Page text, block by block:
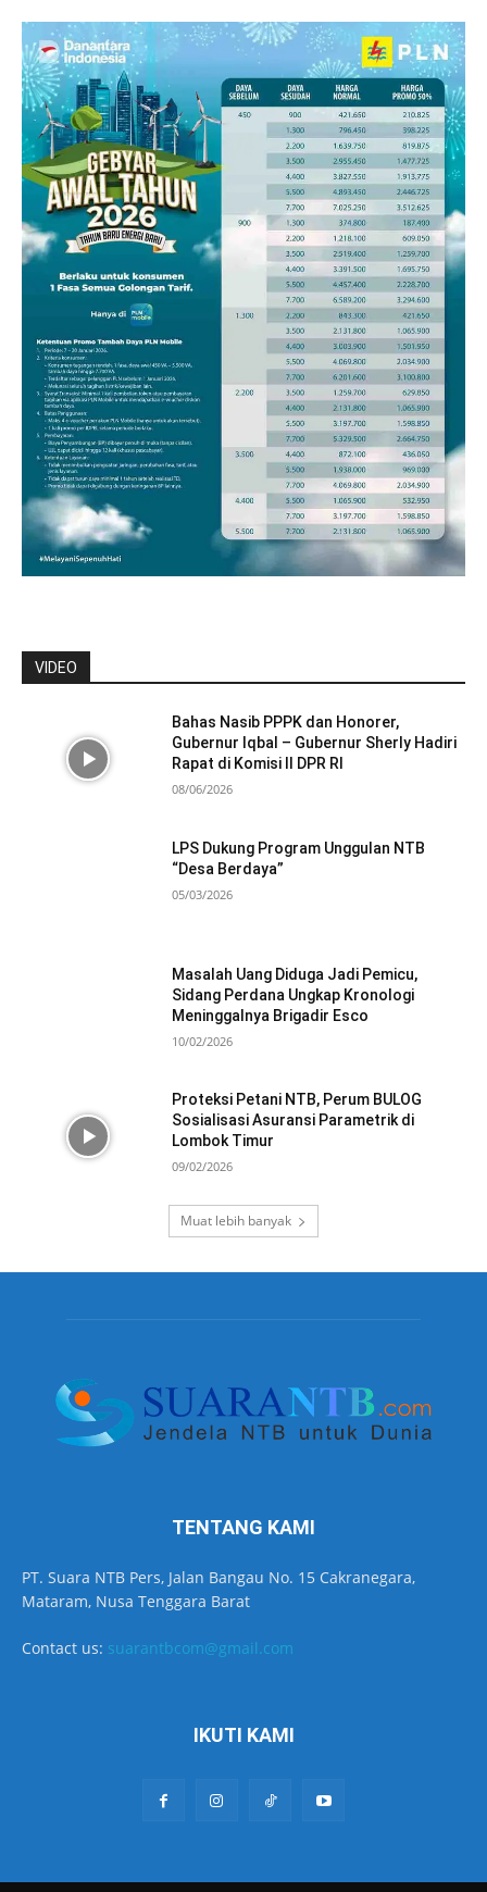
VIDEO
Bahas Nasib PPPK dan Honorer,
Gubernur Iqbal – Gubernur Sherly Hadiri
Rapat di Komisi II DPR RI
08/06/2026
LPS Dukung Program Unggulan NTB
“Desa Berdaya”
05/03/2026
Masalah Uang Diduga Jadi Pemicu,
Sidang Perdana Ungkap Kronologi
Meninggalnya Brigadir Esco
10/02/2026
Proteksi Petani NTB, Perum BULOG
Sosialisasi Asuransi Parametrik di
Lombok Timur
09/02/2026
Muat lebih banyak
TENTANG KAMI
PT. Suara NTB Pers, Jalan Bangau No. 15 Cakranegara,
Mataram, Nusa Tenggara Barat
Contact us: suarantbcom@gmail.com
IKUTI KAMI